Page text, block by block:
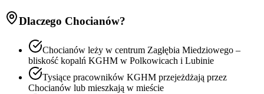
Dlaczego Chocianów?
Chocianów leży w centrum Zagłębia Miedziowego –
bliskość kopalń KGHM w Polkowicach i Lubinie
Tysiące pracowników KGHM przejeżdżają przez
Chocianów lub mieszkają w mieście